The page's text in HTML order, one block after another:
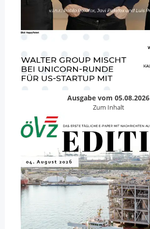
Ausgabe vom 05.08.2026
Zum Inhalt